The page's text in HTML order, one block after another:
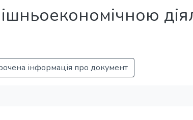
інформація про документ